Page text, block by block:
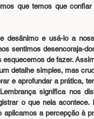
que temos que
desânimo e usá-lo a
sentimos desencoraja-
de fazer.
detalhe simples, mas
e aprofundar a prática,
significa nos
o que nela acontece.
a percepção à